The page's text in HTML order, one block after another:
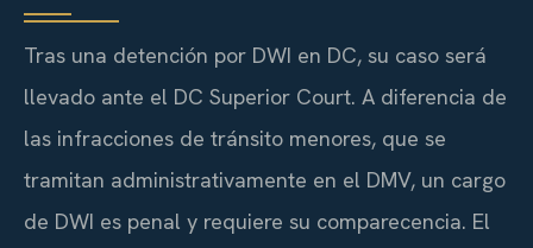
Tras una detención por DWI en DC, su caso será
llevado ante el DC Superior Court. A diferencia de
las infracciones de tránsito menores, que se
tramitan administrativamente en el DMV, un cargo
de DWI es penal y requiere su comparecencia. El